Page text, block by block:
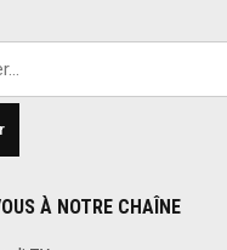
À NOTRE CHAÎNE